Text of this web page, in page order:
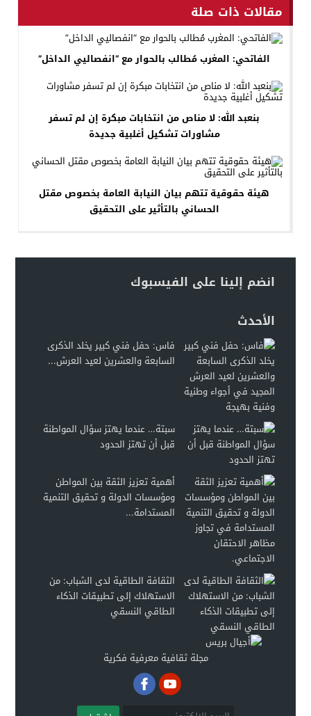
مقالات ذات صلة
الفاتحي: المغرب مُطالب بالحوار مع “انفصاليي الداخل”
بنعبد الله: لا مناص من انتخابات مبكرة إن لم تسفر
مشاورات تشكيل أغلبية جديدة
هيئة حقوقية تتهم بيان النيابة العامة بخصوص مقتل
الحساني بالتأثير على التحقيق
انضم إلينا على الفيسبوك
الأحدث
فاس: حفل فني كبير يخلد الذكرى
السابعة والعشرين لعيد العرش...
سبتة… عندما يهتز سؤال المواطنة
قبل أن تهتز الحدود
أهمية تعزيز الثقة بين المواطن
ومؤسسات الدولة و تحقيق التنمية
المستدامة...
الثقافة الطاقية لدى الشباب: من
الاستهلاك إلى تطبيقات الذكاء
الطاقي النسقي
مجلة ثقافية معرفية فكرية